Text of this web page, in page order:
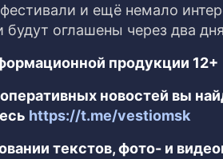
и ещё немало
будут оглашены через два
продукции 12+
новостей вы
https://t.me/vestiomsk
текстов, фото- и